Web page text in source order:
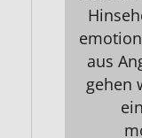
aus
gehen